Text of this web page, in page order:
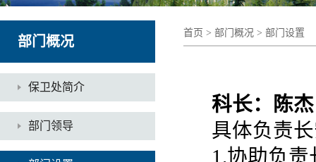
部门概况
保卫处简介
部门领导
首页 > 部门概况 > 部门设置
科长：陈
具体负责
1.协助负